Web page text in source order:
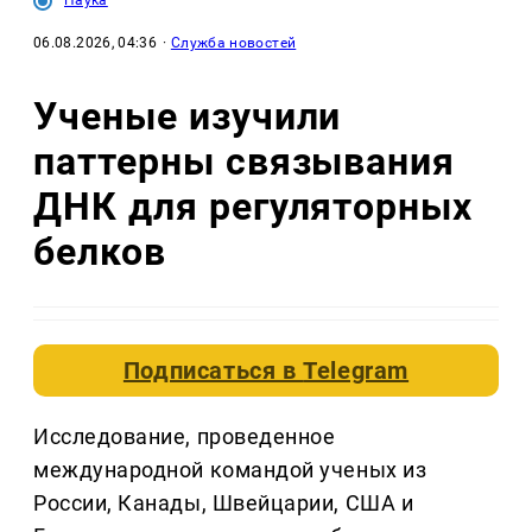
06.08.2026, 04:36 · Служба новостей
Ученые изучили
паттерны связывания
ДНК для регуляторных
белков
Подписаться вTelegram
Исследование, проведенное
международной командой ученых из
России, Канады, Швейцарии, США и